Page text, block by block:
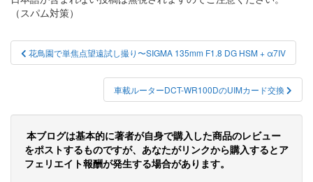
（スパム対策）
投
稿
ビ
ゲ
ー
花鳥園で単焦点望遠試し撮り〜SIGMA 135mm F1.8 DG HSM + α7IV
車載ルーターDCT-WR100DのUIMカード交換
本ブログは基本的に著者が自身で購入した商品のレビュー
をポストするものですが、あなたがリンクから購入するとア
フェリエイト報酬が発生する場合があります。